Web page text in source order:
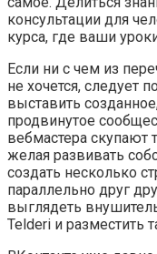
консультации для
курса, где ваши
Если ни с чем из
не хочется, следует
выставить
продвинутое
вебмастера скупают
желая развивать
создать несколько
параллельно друг
выглядеть
Telderi и разместить